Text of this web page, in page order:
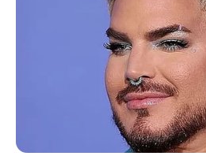
les étoiles vous proposent
Votre pronostic
A lire également cet
article
numéros chance.
L’accès au site est 100%
soutenir avec un petit clic sur